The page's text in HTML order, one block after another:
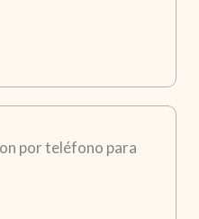
por teléfono para